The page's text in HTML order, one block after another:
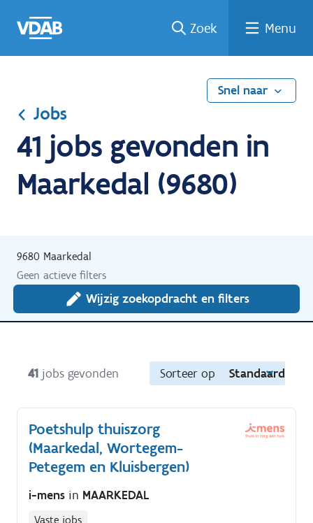
naar
een
een
job
naar
Zoek Menu
Snel naar
Jobs
41 jobs gevonden in
Maarkedal (9680)
9680 Maarkedal
Geen actieve filters
Wijzig zoekopdracht en filters
41 jobs gevonden Sorteer op Standaard
Poetshulp thuiszorg
(Maarkedal, Wortegem-
Petegem en Kluisbergen)
i-mens in MAARKEDAL
Vaste jobs